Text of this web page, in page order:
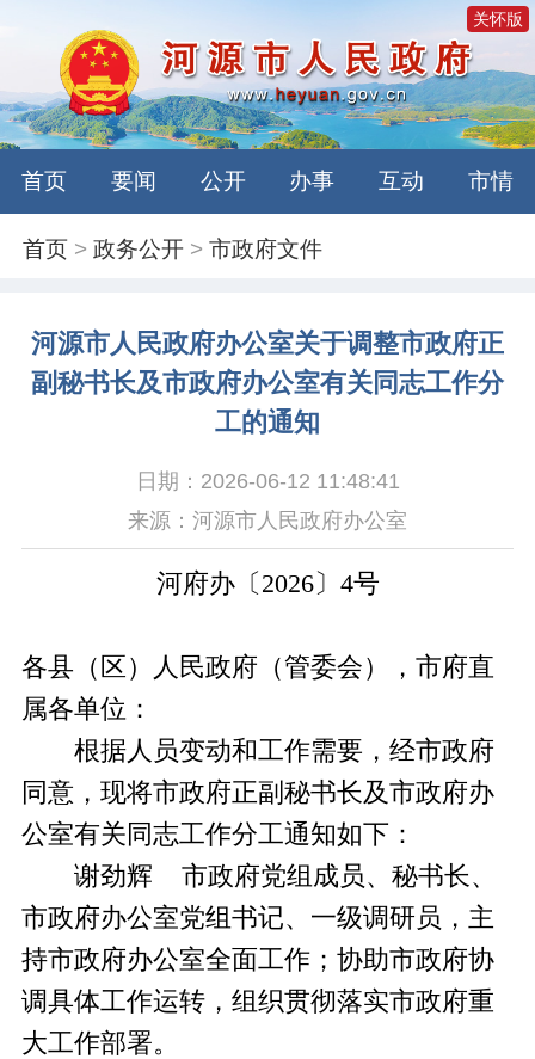
关怀版
首页 要闻 公开 办事 互动 市情
首页 >政务公开 >市政府文件
河源市人民政府办公室关于调整市政府正
副秘书长及市政府办公室有关同志工作分
工的通知
日期：2026-06-12 11:48:41
来源：河源市人民政府办公室
河府办〔2026〕4号
各县（区）人民政府（管委会），市府直
属各单位：
根据人员变动和工作需要，经市政府
同意，现将市政府正副秘书长及市政府办
公室有关同志工作分工通知如下：
谢劲辉 市政府党组成员、秘书长、
市政府办公室党组书记、一级调研员，主
持市政府办公室全面工作；协助市政府协
调具体工作运转，组织贯彻落实市政府重
大工作部署。